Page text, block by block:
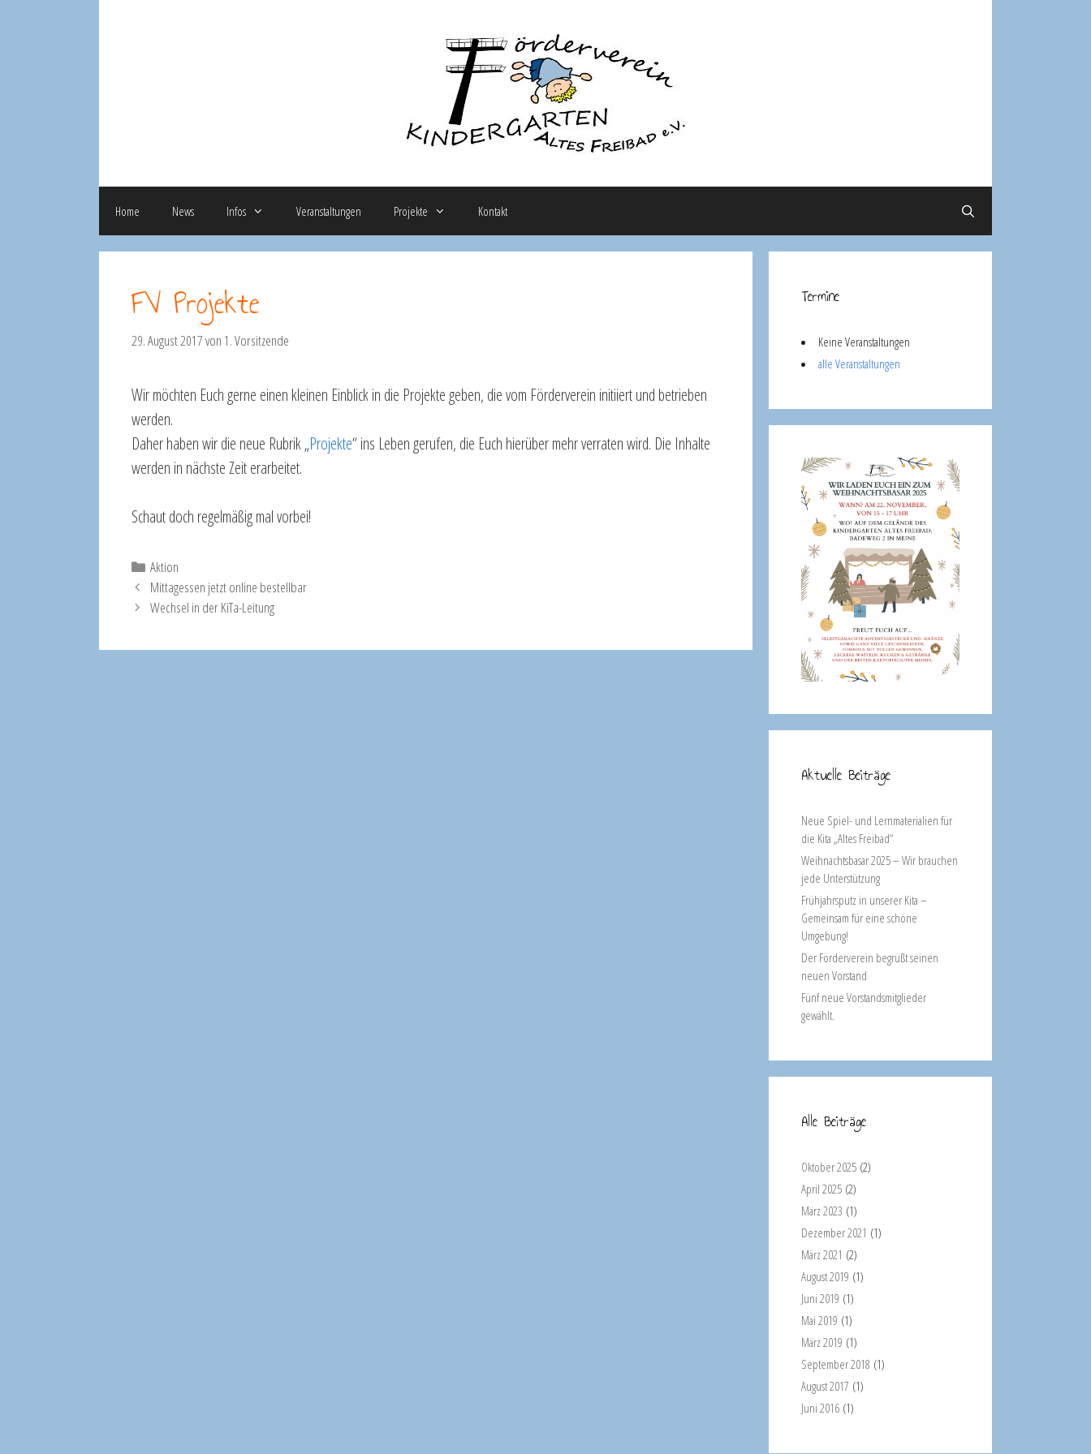
Home News Infos Veranstaltungen Projekte Kontakt
FV Projekte
29. August 2017von 1. Vorsitzende
Wir möchten Euch gerne einen kleinen Einblick in die Projekte geben, die vom Förderverein initiiert und betrieben
werden.
Daher haben wir die neue Rubrik „Projekte“ ins Leben gerufen, die Euch hierüber mehr verraten wird. Die Inhalte
werden in nächste Zeit erarbeitet.
Schaut doch regelmäßig mal vorbei!
Kategorien
Aktion
Mittagessen jetzt online bestellbar
Wechsel in der KiTa-Leitung
Termine
Keine Veranstaltungen
alle Veranstaltungen
Aktuelle Beiträge
Neue Spiel- und Lernmaterialien für
die Kita „Altes Freibad“
Weihnachtsbasar 2025 – Wir brauchen
jede Unterstützung
Frühjahrsputz in unserer Kita –
Gemeinsam für eine schöne
Umgebung!
Der Förderverein begrüßt seinen
neuen Vorstand
Fünf neue Vorstandsmitglieder
gewählt.
Alle Beiträge
Oktober 2025 (2)
April 2025 (2)
März 2023 (1)
Dezember 2021 (1)
März 2021 (2)
August 2019 (1)
Juni 2019 (1)
Mai 2019 (1)
März 2019 (1)
September 2018 (1)
August 2017 (1)
Juni 2016 (1)